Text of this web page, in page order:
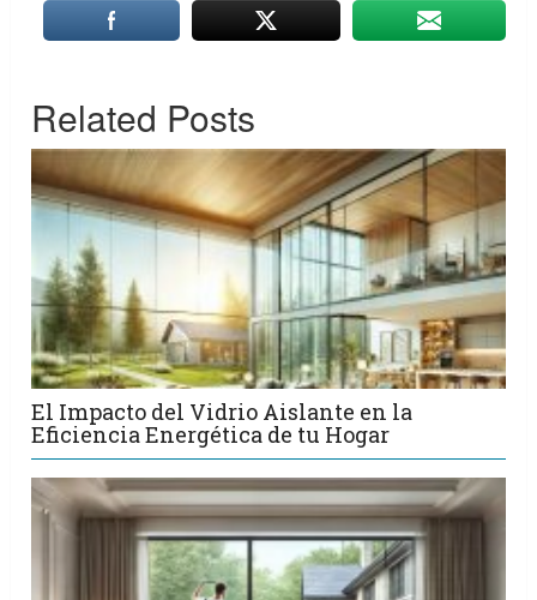
Related Posts
El Impacto del Vidrio Aislante en la
Eficiencia Energética de tu Hogar